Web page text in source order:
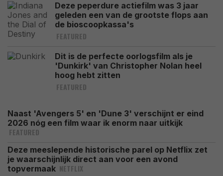
Deze peperdure actiefilm was 3 jaar
geleden een van de grootste flops aan
de bioscoopkassa's
FEATURED
Dit is de perfecte oorlogsfilm als je
'Dunkirk' van Christopher Nolan heel
hoog hebt zitten
FEATURED
Naast 'Avengers 5' en 'Dune 3' verschijnt er eind
2026 nóg een film waar ik enorm naar uitkijk
FEATURED
Deze meeslepende historische parel op Netflix zet
je waarschijnlijk direct aan voor een avond
topvermaak NETFLIX